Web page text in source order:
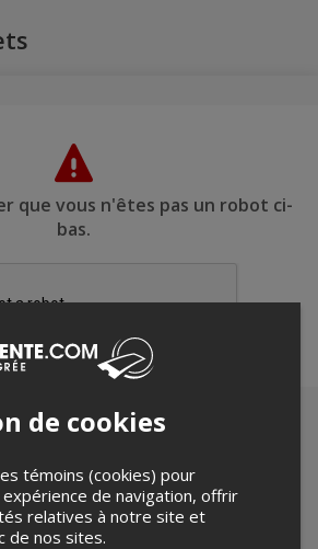
que vous n'êtes pas un robot ci-
bas.
de cookies
témoins (cookies) pour
de navigation, offrir
relatives à notre site et
de nos sites.